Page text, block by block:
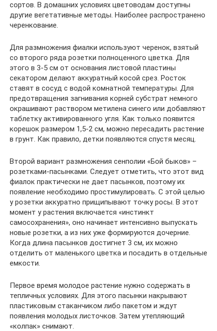
сортов. В домашних условиях цветоводам доступны
другие вегетативные методы. Наиболее распространено
черенкование.
Для размножения фиалки используют черенок, взятый
со второго ряда розетки полноценного цветка. Для
этого в 3-5 см от основания листовой пластины
секатором делают аккуратный косой срез. Росток
ставят в сосуд с водой комнатной температуры. Для
предотвращения загнивания корней субстрат немного
окрашивают раствором метилена синего или добавляют
таблетку активированного угля. Как только появится
корешок размером 1,5-2 см, можно пересадить растение
в грунт. Как правило, детки появляются спустя месяц.
Второй вариант размножения сенполии «Бой быков» –
розетками-пасынками. Следует отметить, что этот вид
фиалок практически не дает пасынков, поэтому их
появление необходимо простимулировать. С этой целью
у розетки аккуратно прищипывают точку росы. В этот
момент у растения включается «инстинкт
самосохранения», оно начинает интенсивно выпускать
новые розетки, а из них уже формируются дочерние.
Когда длина пасынков достигнет 3 см, их можно
отделить от маленького цветка и посадить в отдельные
емкости.
Первое время молодое растение нужно содержать в
тепличных условиях. Для этого пасынки накрывают
пластиковым стаканчиком либо пакетом и ждут
появления молодых листочков. Затем утепляющий
«колпак» снимают.